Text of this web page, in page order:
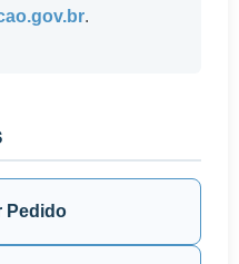
.
Pedido